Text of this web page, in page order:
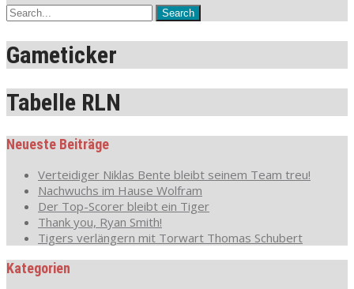
Gameticker
Tabelle RLN
Neueste Beiträge
Verteidiger Niklas Bente bleibt seinem Team treu!
Nachwuchs im Hause Wolfram
Der Top-Scorer bleibt ein Tiger
Thank you, Ryan Smith!
Tigers verlängern mit Torwart Thomas Schubert
Kategorien